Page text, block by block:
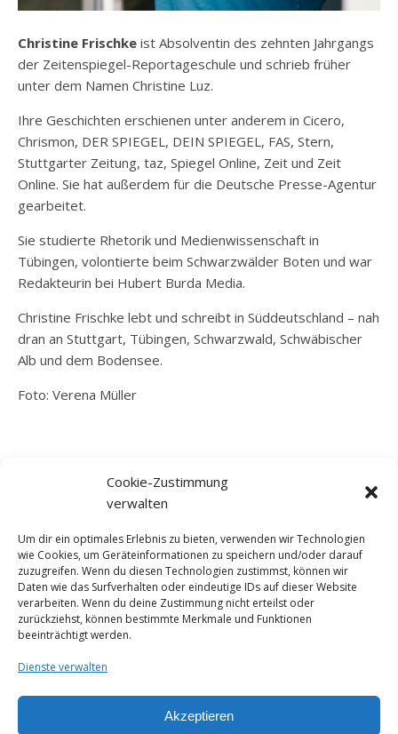
Cookie-Zustimmung
verwalten
Um dir ein optimales Erlebnis zu bieten, verwenden wir Technologien
wie Cookies, um Geräteinformationen zu speichern und/oder darauf
zuzugreifen. Wenn du diesen Technologien zustimmst, können wir
Daten wie das Surfverhalten oder eindeutige IDs auf dieser Website
verarbeiten. Wenn du deine Zustimmung nicht erteilst oder
zurückziehst, können bestimmte Merkmale und Funktionen
beeinträchtigt werden.
Dienste verwalten
Akzeptieren
Christine Frischke ist Absolventin des zehnten Jahrgangs
der Zeitenspiegel-Reportageschule und schrieb früher
unter dem Namen Christine Luz.
Ihre Geschichten erschienen unter anderem in Cicero,
Chrismon, DER SPIEGEL, DEIN SPIEGEL, FAS, Stern,
Stuttgarter Zeitung, taz, Spiegel Online, Zeit und Zeit
Online. Sie hat außerdem für die Deutsche Presse-Agentur
gearbeitet.
Sie studierte Rhetorik und Medienwissenschaft in
Tübingen, volontierte beim Schwarzwälder Boten und war
Redakteurin bei Hubert Burda Media.
Christine Frischke lebt und schreibt in Süddeutschland – nah
dran an Stuttgart, Tübingen, Schwarzwald, Schwäbischer
Alb und dem Bodensee.
Foto: Verena Müller
mail@christine-frischke.de
MEHR VON MIR
Profil bei Torial
Profil bei Freischreiber